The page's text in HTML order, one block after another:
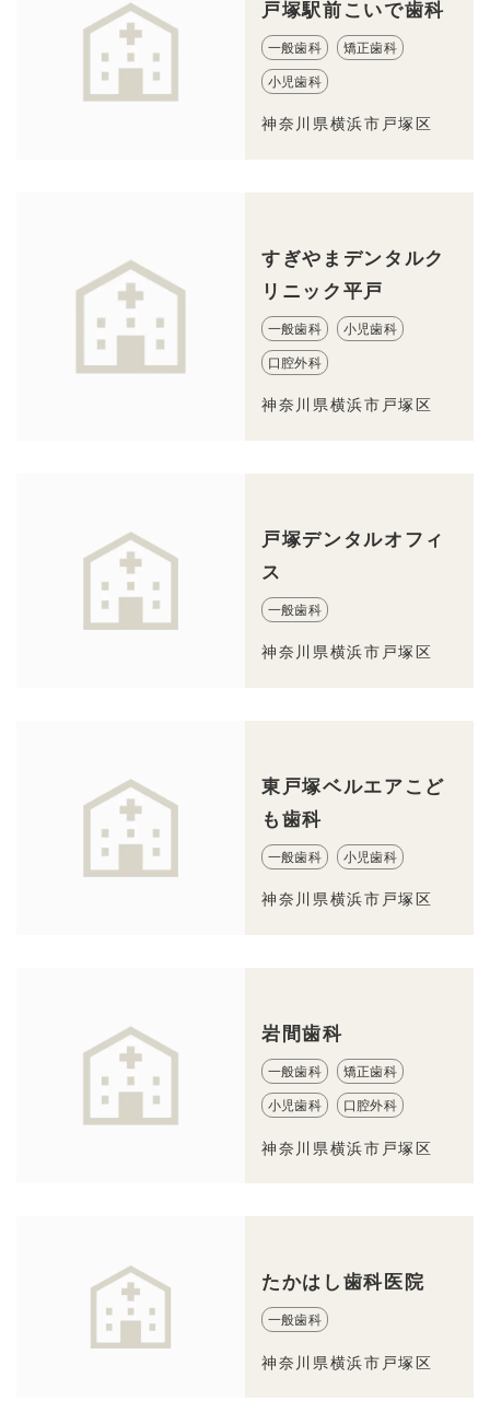
戸塚駅前こいで歯科
一般歯科 矯正歯科
小児歯科
神奈川県横浜市戸塚区
すぎやまデンタルク
リニック平戸
一般歯科 小児歯科
口腔外科
神奈川県横浜市戸塚区
戸塚デンタルオフィ
ス
一般歯科
神奈川県横浜市戸塚区
東戸塚ベルエアこど
も歯科
一般歯科 小児歯科
神奈川県横浜市戸塚区
岩間歯科
一般歯科 矯正歯科
小児歯科 口腔外科
神奈川県横浜市戸塚区
たかはし歯科医院
一般歯科
神奈川県横浜市戸塚区